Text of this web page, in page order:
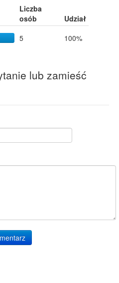
Liczba
osób
Udział
5 100%
lub zamieść